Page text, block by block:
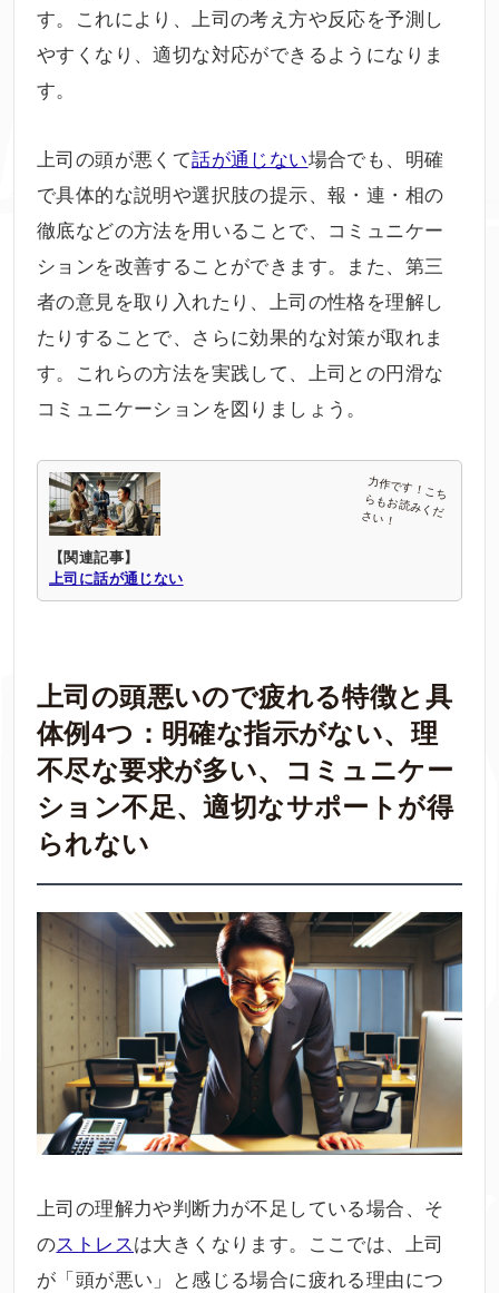
す。これにより、上司の考え方や反応を予測し
やすくなり、適切な対応ができるようになりま
す。
上司の頭が悪くて話が通じない場合でも、明確
で具体的な説明や選択肢の提示、報・連・相の
徹底などの方法を用いることで、コミュニケー
ションを改善することができます。また、第三
者の意見を取り入れたり、上司の性格を理解し
たりすることで、さらに効果的な対策が取れま
す。これらの方法を実践して、上司との円滑な
コミュニケーションを図りましょう。
【関連記事】
上司に話が通じない
上司の頭悪いので疲れる特徴と具
体例4つ：明確な指示がない、理
不尽な要求が多い、コミュニケー
ション不足、適切なサポートが得
られない
上司の理解力や判断力が不足している場合、そ
のストレスは大きくなります。ここでは、上司
が「頭が悪い」と感じる場合に疲れる理由につ